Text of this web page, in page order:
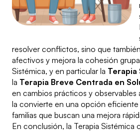
resolver conflictos, sino que
afectivos y mejora la cohesión
Sistémica, y en particular la Terapia
la Terapia Breve Centrada en
en cambios prácticos y
la convierte en una opción eficiente
familias que buscan una mejora
En conclusión, la Terapia Sistémica